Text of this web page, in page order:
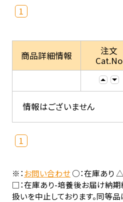
1
商品詳細情報
注文
Cat.No
情報はございません
1
※：お問い合わせ○：在庫あり △
□：在庫あり-培養後お届け納期
扱いを中止しております。同等品